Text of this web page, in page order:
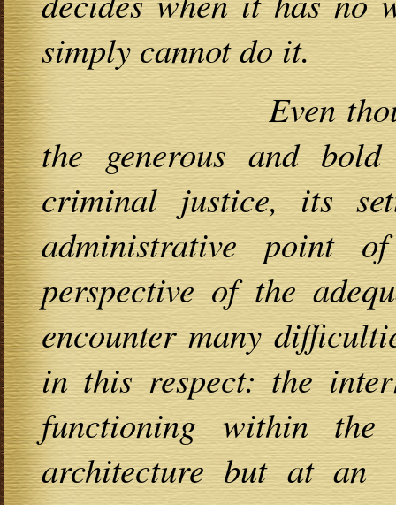
simply cannot do it.
Even though,
the generous and
criminal justice, its
administrative point
perspective of the
encounter many
in this respect: the
functioning within
architecture but at an